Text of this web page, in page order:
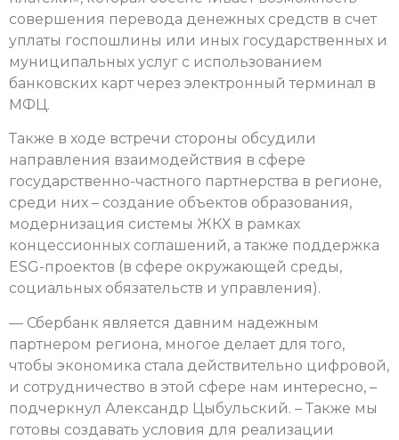
совершения перевода денежных средств в счет
уплаты госпошлины или иных государственных и
муниципальных услуг с использованием
банковских карт через электронный терминал в
МФЦ.
Также в ходе встречи стороны обсудили
направления взаимодействия в сфере
государственно-частного партнерства в регионе,
среди них – создание объектов образования,
модернизация системы ЖКХ в рамках
концессионных соглашений, а также поддержка
ESG-проектов (в сфере окружающей среды,
социальных обязательств и управления).
— Сбербанк является давним надежным
партнером региона, многое делает для того,
чтобы экономика стала действительно цифровой,
и сотрудничество в этой сфере нам интересно, –
подчеркнул Александр Цыбульский. – Также мы
готовы создавать условия для реализации